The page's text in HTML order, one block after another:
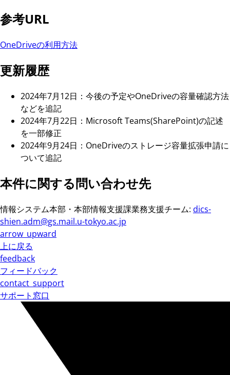
参考URL
OneDriveの利用方法
更新履歴
2024年7月12日：今後の予定やOneDriveの容量確認方法
などを追記
2024年7月22日：Microsoft Teams(SharePoint)の記述
を一部修正
2024年9月24日：OneDriveのストレージ容量拡張申請に
ついて追記
本件に関する問い合わせ先
情報システム本部・本部情報支援課業務支援チーム: dics-
shien.adm@gs.mail.u-tokyo.ac.jp
arrow_upward
上に戻る
feedback
フィードバック
contact_support
サポート窓口